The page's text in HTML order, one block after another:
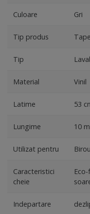
Culoare Gri
Tip produs
Tip
Material Vinil
Latime 53
Lungime 10
Utilizat pentru
Caracteristici
cheie
Indepartare